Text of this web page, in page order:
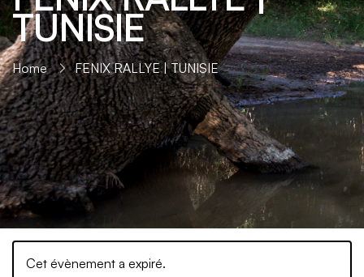
TUNISIE
Home FENIX RALLYE | TUNISIE
Cet évènement a expiré.